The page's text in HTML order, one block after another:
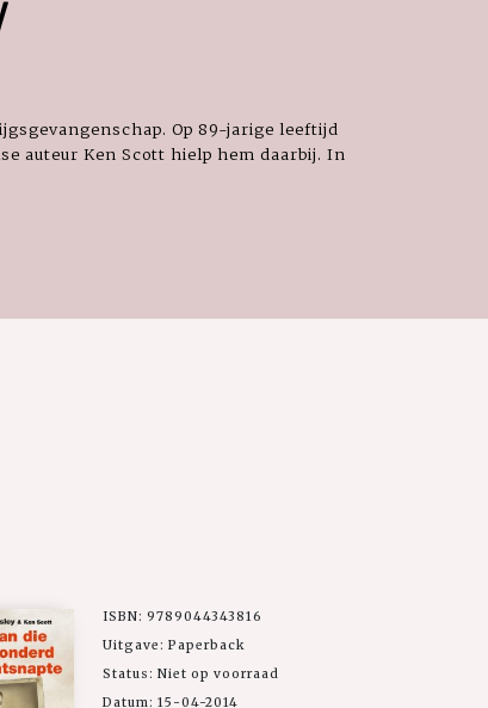
Op 89-jarige leeftijd
auteur Ken Scott hielp hem daarbij. In
ISBN: 9789044343816
Uitgave: Paperback
Status: Niet op voorraad
Datum: 15-04-2014